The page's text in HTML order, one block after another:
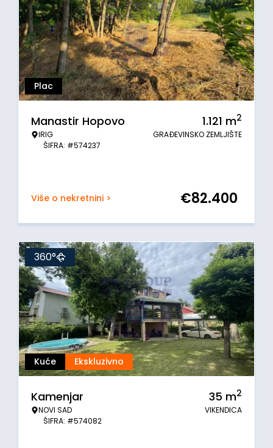
Plac
Manastir Hopovo
IRIG
ŠIFRA: #574237
1.121 m2
GRAĐEVINSKO ZEMLJIŠTE
Više o nekretnini > €82.400
Kuće Ekskluzivno
360°
Kamenjar
NOVI SAD
ŠIFRA: #574082
35 m2
VIKENDICA